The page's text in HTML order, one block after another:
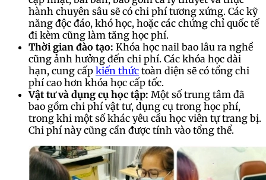
hành chuyên sâu sẽ có chi phí tương xứng. Các kỹ
năng độc đáo, khó học, hoặc các chứng chỉ quốc tế
đi kèm cũng làm tăng học phí.
Thời gian đào tạo: Khóa học nail bao lâu ra nghề
cũng ảnh hưởng đến chi phí. Các khóa học dài
hạn, cung cấp kiến thức toàn diện sẽ có tổng chi
phí cao hơn khóa học cấp tốc.
Vật tư và dụng cụ học tập: Một số trung tâm đã
bao gồm chi phí vật tư, dụng cụ trong học phí,
trong khi một số khác yêu cầu học viên tự trang bị.
Chi phí này cũng cần được tính vào tổng thể.